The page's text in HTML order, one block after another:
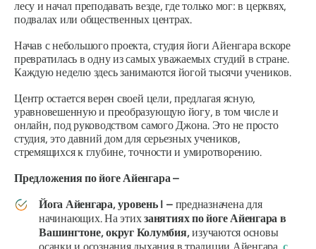
лесу и начал преподавать везде, где только мог: в церквях,
подвалах или общественных центрах.
Начав с небольшого проекта, студия йоги Айенгара вскоре
превратилась в одну из самых уважаемых студий в стране.
Каждую неделю здесь занимаются йогой тысячи учеников.
Центр остается верен своей цели, предлагая ясную,
уравновешенную и преобразующую йогу, в том числе и
онлайн, под руководством самого Джона. Это не просто
студия, это давний дом для серьезных учеников,
стремящихся к глубине, точности и умиротворению.
Предложения по йоге Айенгара –
Йога Айенгара, уровень I – предназначена для
начинающих. На этихзанятиях по йоге Айенгара в
Вашингтоне, округ Колумбия,изучаются основы
осанки и осознания дыхания в традиции Айенгара,с